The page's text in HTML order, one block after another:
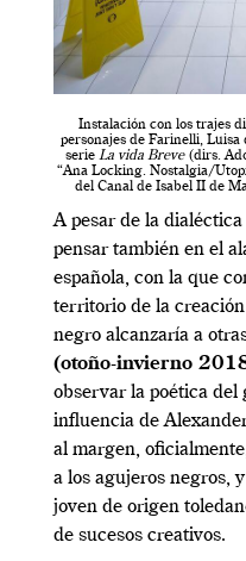
Instalación con los trajes
personajes de Farinelli, Luisa
serie La vida Breve (dirs.
“Ana Locking. Nostalgia/
del Canal de Isabel II de
A pesar de la
pensar también en el
española, con la que
territorio de la
negro alcanzaría a
(otoño-invierno
observar la poética del
influencia de
al margen,
a los agujeros negros,
joven de origen
de sucesos creativos.